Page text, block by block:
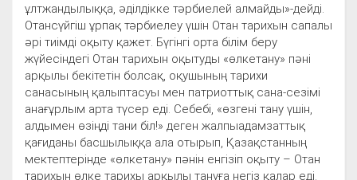
ұлтжандылыққа, әділдікке тәрбиелей алмайды»-дейді.
Отансүйгіш ұрпақ тәрбиелеу үшін Отан тарихын сапалы
әрі тиімді оқыту қажет. Бүгінгі орта білім беру
жүйесіндегі Отан тарихын оқытуды «өлкетану» пәні
арқылы бекітетін болсақ, оқушының тарихи
санасының қалыптасуы мен патриоттық сана-сезімі
анағұрлым арта түсер еді. Себебі, «өзгені тану үшін,
алдымен өзіңді тани біл!» деген жалпыадамзаттық
қағиданы басшылыққа ала отырып, Қазақстанның
мектептерінде «өлкетану» пәнін енгізіп оқыту – Отан
тарихын өлке тарихы арқылы тануға негіз қалар еді.